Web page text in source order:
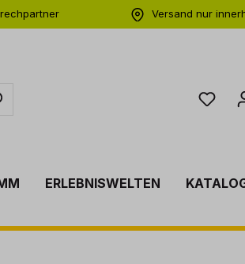
Versand nur
ERLEBNISWELTEN